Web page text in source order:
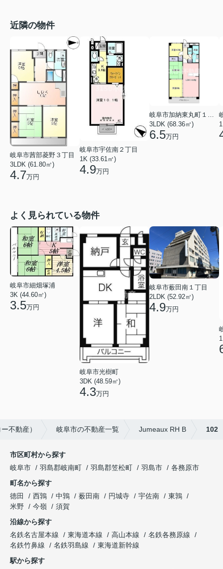
近隣の物件
岐阜市茜部菱野３丁目
3LDK (61.80㎡)
4.7万円
岐阜市宇佐南２丁目
1K (33.61㎡)
4.9万円
岐阜市加納東丸町１丁目
3LDK (68.36㎡)
6.5万円
よく見られている物件
岐阜市細畑塚浦
3K (44.60㎡)
3.5万円
岐阜市光樹町
3DK (48.59㎡)
4.3万円
岐阜市薮田南１丁目
2LDK (52.92㎡)
4.9万円
不動産） 岐阜市の不動産一覧 Jumeaux RH B 102
市区町村から探す
岐阜市
羽島郡岐南町 羽島郡笠松町 羽島市
各務原市
町名から探す
徳田
西鶉 中鶉 薮田南 円城寺 宇佐南
東鶉
米野
今嶺
須賀
沿線から探す
名鉄名古屋本線
東海道本線 高山本線
名鉄各務原線
名鉄竹鼻線
名鉄羽島線
東海道新幹線
駅から探す